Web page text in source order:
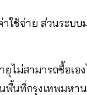
ใช้จ่าย ส่วนระบบ
ม่สามารถซื้อเอง
พื้นที่กรุงเทพมหา